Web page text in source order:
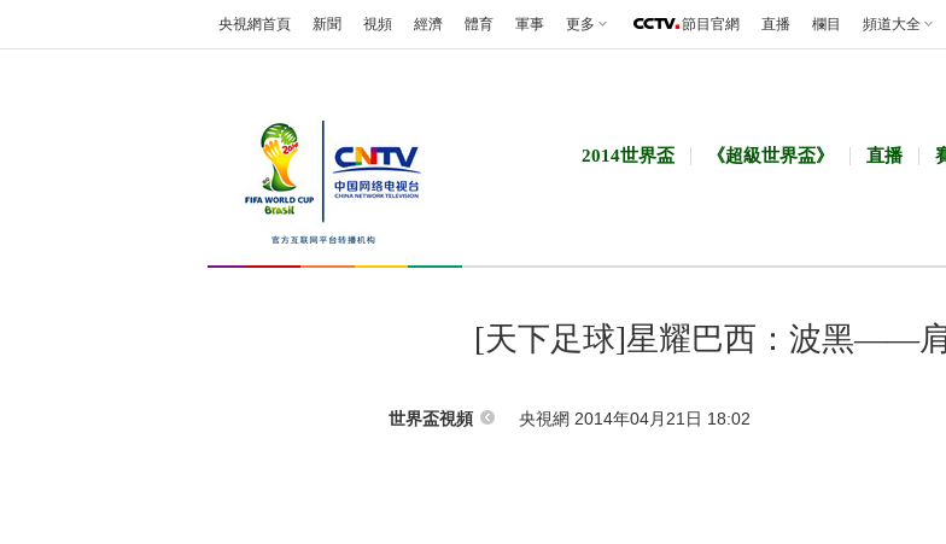
央視網首頁 新聞 視頻 經濟 體育 軍事 更多 節目官網 直播 欄目 頻道大全
2014世界盃 《超級世界盃》 直播
[天下足球]星耀巴西：波黑——
世界盃視頻 央視網 2014年04月21日 18:02